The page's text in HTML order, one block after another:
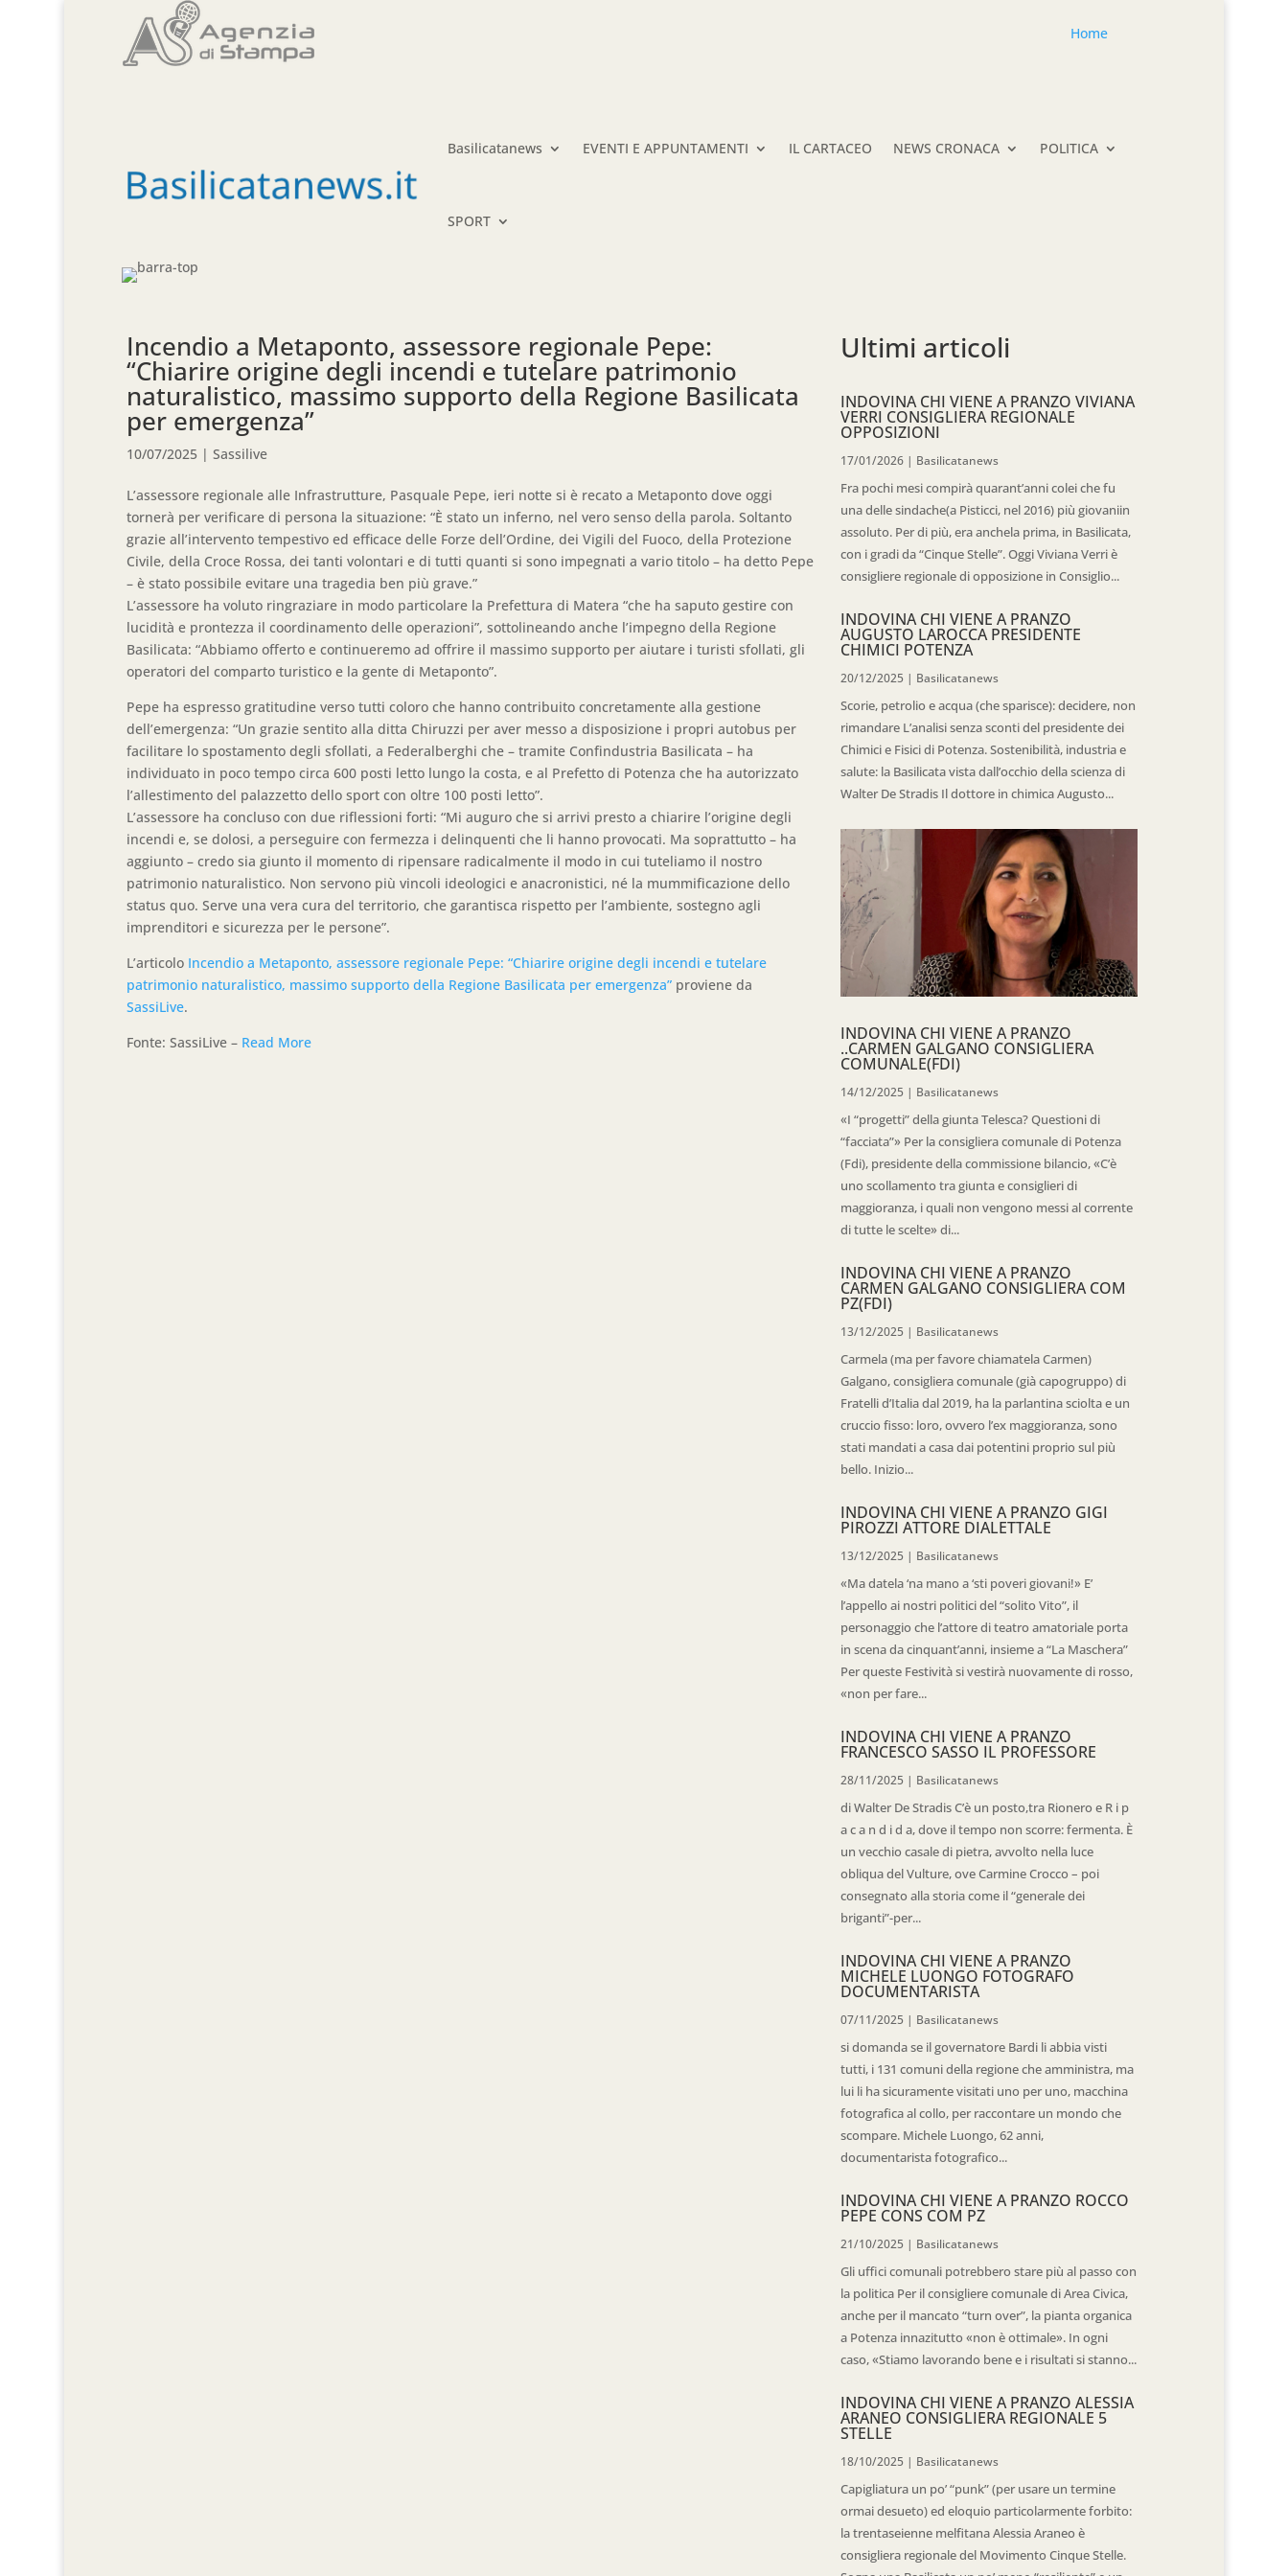
Home
Basilicatanews EVENTI E APPUNTAMENTI IL CARTACEO NEWS CRONACA POLITICA
SPORT
Incendio a Metaponto, assessore regionale Pepe:
“Chiarire origine degli incendi e tutelare patrimonio
naturalistico, massimo supporto della Regione Basilicata
per emergenza”
10/07/2025 |Sassilive
L’assessore regionale alle Infrastrutture, Pasquale Pepe, ieri notte si è recato a Metaponto dove oggi
tornerà per verificare di persona la situazione: “È stato un inferno, nel vero senso della parola. Soltanto
grazie all’intervento tempestivo ed efficace delle Forze dell’Ordine, dei Vigili del Fuoco, della Protezione
Civile, della Croce Rossa, dei tanti volontari e di tutti quanti si sono impegnati a vario titolo – ha detto Pepe
– è stato possibile evitare una tragedia ben più grave.”
L’assessore ha voluto ringraziare in modo particolare la Prefettura di Matera “che ha saputo gestire con
lucidità e prontezza il coordinamento delle operazioni”, sottolineando anche l’impegno della Regione
Basilicata: “Abbiamo offerto e continueremo ad offrire il massimo supporto per aiutare i turisti sfollati, gli
operatori del comparto turistico e la gente di Metaponto”.
Pepe ha espresso gratitudine verso tutti coloro che hanno contribuito concretamente alla gestione
dell’emergenza: “Un grazie sentito alla ditta Chiruzzi per aver messo a disposizione i propri autobus per
facilitare lo spostamento degli sfollati, a Federalberghi che – tramite Confindustria Basilicata – ha
individuato in poco tempo circa 600 posti letto lungo la costa, e al Prefetto di Potenza che ha autorizzato
l’allestimento del palazzetto dello sport con oltre 100 posti letto”.
L’assessore ha concluso con due riflessioni forti: “Mi auguro che si arrivi presto a chiarire l’origine degli
incendi e, se dolosi, a perseguire con fermezza i delinquenti che li hanno provocati. Ma soprattutto – ha
aggiunto – credo sia giunto il momento di ripensare radicalmente il modo in cui tuteliamo il nostro
patrimonio naturalistico. Non servono più vincoli ideologici e anacronistici, né la mummificazione dello
status quo. Serve una vera cura del territorio, che garantisca rispetto per l’ambiente, sostegno agli
imprenditori e sicurezza per le persone”.
L’articolo Incendio a Metaponto, assessore regionale Pepe: “Chiarire origine degli incendi e tutelare
patrimonio naturalistico, massimo supporto della Regione Basilicata per emergenza” proviene da
SassiLive.
Fonte: SassiLive – Read More
Ultimi articoli
INDOVINA CHI VIENE A PRANZO VIVIANA
VERRI CONSIGLIERA REGIONALE
OPPOSIZIONI
17/01/2026| Basilicatanews
Fra pochi mesi compirà quarant’anni colei che fu
una delle sindache(a Pisticci, nel 2016) più giovaniin
assoluto. Per di più, era anchela prima, in Basilicata,
con i gradi da “Cinque Stelle”. Oggi Viviana Verri è
consigliere regionale di opposizione in Consiglio...
INDOVINA CHI VIENE A PRANZO
AUGUSTO LAROCCA PRESIDENTE
CHIMICI POTENZA
20/12/2025 | Basilicatanews
Scorie, petrolio e acqua (che sparisce): decidere, non
rimandare L’analisi senza sconti del presidente dei
Chimici e Fisici di Potenza. Sostenibilità, industria e
salute: la Basilicata vista dall’occhio della scienza di
Walter De Stradis Il dottore in chimica Augusto...
INDOVINA CHI VIENE A PRANZO
..CARMEN GALGANO CONSIGLIERA
COMUNALE(FDI)
14/12/2025 | Basilicatanews
«I “progetti” della giunta Telesca? Questioni di
“facciata”» Per la consigliera comunale di Potenza
(Fdi), presidente della commissione bilancio, «C’è
uno scollamento tra giunta e consiglieri di
maggioranza, i quali non vengono messi al corrente
di tutte le scelte» di...
INDOVINA CHI VIENE A PRANZO
CARMEN GALGANO CONSIGLIERA COM
PZ(FDI)
13/12/2025 | Basilicatanews
Carmela (ma per favore chiamatela Carmen)
Galgano, consigliera comunale (già capogruppo) di
Fratelli d’Italia dal 2019, ha la parlantina sciolta e un
cruccio fisso: loro, ovvero l’ex maggioranza, sono
stati mandati a casa dai potentini proprio sul più
bello. Inizio...
INDOVINA CHI VIENE A PRANZO GIGI
PIROZZI ATTORE DIALETTALE
13/12/2025 | Basilicatanews
«Ma datela ‘na mano a ‘sti poveri giovani!» E’
l’appello ai nostri politici del “solito Vito”, il
personaggio che l’attore di teatro amatoriale porta
in scena da cinquant’anni, insieme a “La Maschera”
Per queste Festività si vestirà nuovamente di rosso,
«non per fare...
INDOVINA CHI VIENE A PRANZO
FRANCESCO SASSO IL PROFESSORE
28/11/2025 | Basilicatanews
di Walter De Stradis C’è un posto,tra Rionero e R i p
a c a n d i d a, dove il tempo non scorre: fermenta. È
un vecchio casale di pietra, avvolto nella luce
obliqua del Vulture, ove Carmine Crocco – poi
consegnato alla storia come il “generale dei
briganti”-per...
INDOVINA CHI VIENE A PRANZO
MICHELE LUONGO FOTOGRAFO
DOCUMENTARISTA
07/11/2025 | Basilicatanews
si domanda se il governatore Bardi li abbia visti
tutti, i 131 comuni della regione che amministra, ma
lui li ha sicuramente visitati uno per uno, macchina
fotografica al collo, per raccontare un mondo che
scompare. Michele Luongo, 62 anni,
documentarista fotografico...
INDOVINA CHI VIENE A PRANZO ROCCO
PEPE CONS COM PZ
21/10/2025 | Basilicatanews
Gli uffici comunali potrebbero stare più al passo con
la politica Per il consigliere comunale di Area Civica,
anche per il mancato “turn over”, la pianta organica
a Potenza innazitutto «non è ottimale». In ogni
caso, «Stiamo lavorando bene e i risultati si stanno...
INDOVINA CHI VIENE A PRANZO ALESSIA
ARANEO CONSIGLIERA REGIONALE 5
STELLE
18/10/2025 | Basilicatanews
Capigliatura un po’ “punk” (per usare un termine
ormai desueto) ed eloquio particolarmente forbito:
la trentaseienne melfitana Alessia Araneo è
consigliera regionale del Movimento Cinque Stelle.